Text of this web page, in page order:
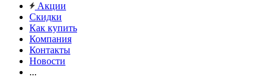
Акции
Скидки
Как купить
Компания
Контакты
Новости
...